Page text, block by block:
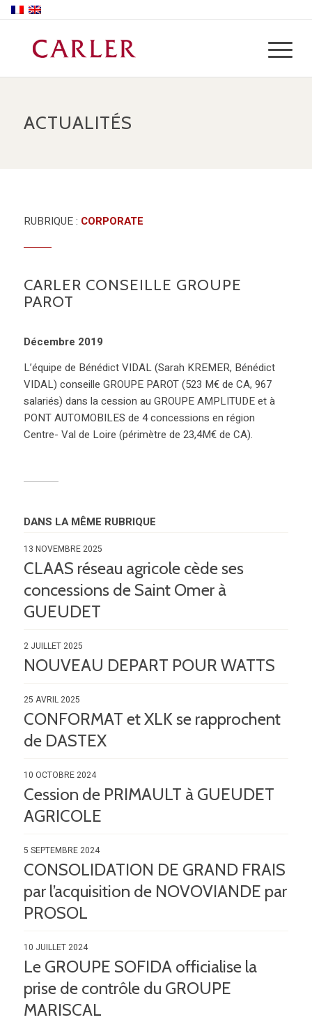
ACTUALITÉS
RUBRIQUE : CORPORATE
CARLER CONSEILLE GROUPE
PAROT
Décembre 2019
L’équipe de Bénédict VIDAL (Sarah KREMER, Bénédict
VIDAL) conseille GROUPE PAROT (523 M€ de CA, 967
salariés) dans la cession au GROUPE AMPLITUDE et à
PONT AUTOMOBILES de 4 concessions en région
Centre- Val de Loire (périmètre de 23,4M€ de CA).
DANS LA MÊME RUBRIQUE
13 NOVEMBRE 2025
CLAAS réseau agricole cède ses
concessions de Saint Omer à
GUEUDET
2 JUILLET 2025
NOUVEAU DEPART POUR WATTS
25 AVRIL 2025
CONFORMAT et XLK se rapprochent
de DASTEX
10 OCTOBRE 2024
Cession de PRIMAULT à GUEUDET
AGRICOLE
5 SEPTEMBRE 2024
CONSOLIDATION DE GRAND FRAIS
par l’acquisition de NOVOVIANDE par
PROSOL
10 JUILLET 2024
Le GROUPE SOFIDA officialise la
prise de contrôle du GROUPE
MARISCAL